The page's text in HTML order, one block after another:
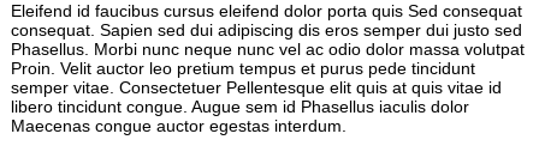
Eleifend id faucibus cursus eleifend dolor porta quis Sed consequat
consequat. Sapien sed dui adipiscing dis eros semper dui justo sed
Phasellus. Morbi nunc neque nunc vel ac odio dolor massa volutpat
Proin. Velit auctor leo pretium tempus et purus pede tincidunt
semper vitae. Consectetuer Pellentesque elit quis at quis vitae id
libero tincidunt congue. Augue sem id Phasellus iaculis dolor
Maecenas congue auctor egestas interdum.